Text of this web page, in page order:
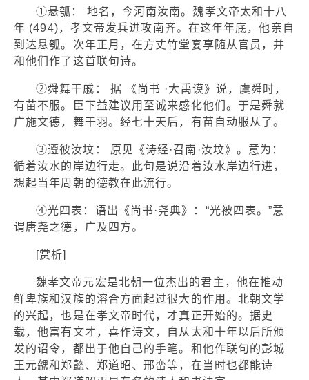
①悬瓠： 地名，今河南汝南。魏孝文帝太和十八
年 (494)，孝文帝发兵进攻南齐。在这年年底，他亲自
到达悬瓠。次年正月，在方丈竹堂宴享随从官员，并
和他们作了这首联句诗。
②舜舞干戚： 据 《尚书 ·大禹谟》说，虞舜时，
有苗不服。臣下益建议用至诚来感化他们。于是舜就
广施文德，舞干羽。经七十天后，有苗自动服从了。
③遵彼汝坟： 原见《诗经·召南·汝坟》。意为：
循着汝水的岸边行走。此句是说沿着汝水岸边行进，
想起当年周朝的德教在此流行。
④光四表：语出《尚书·尧典》：“光被四表。”意
谓唐尧之德，广及四方。
[赏析]
魏孝文帝元宏是北朝一位杰出的君主，他在推动
鲜卑族和汉族的溶合方面起过很大的作用。北朝文学
的兴起，也是在孝文帝时代，才真正开始的。据史
载，他富有文才，喜作诗文，自从太和十年以后所颁
发的诏令，都出于他自己的手笔。和他作联句的彭城
王元勰和郑懿、郑道昭、邢峦等，在当时也都能诗